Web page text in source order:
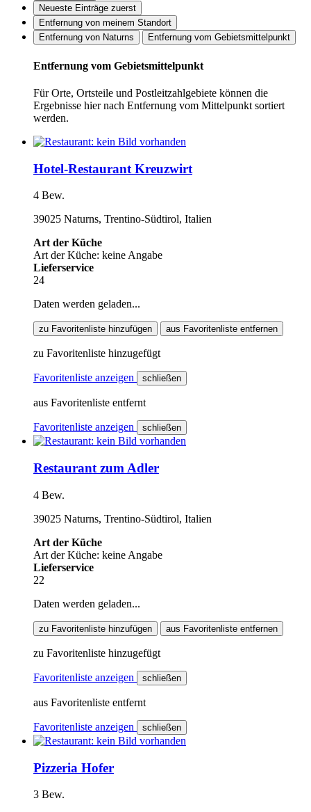
Neueste Einträge zuerst
Entfernung von meinem Standort
Entfernung von Naturns
Entfernung vom Gebietsmittelpunkt
Entfernung vom Gebietsmittelpunkt
Für Orte, Ortsteile und Postleitzahlgebiete können die
Ergebnisse hier nach Entfernung vom Mittelpunkt sortiert
werden.
Hotel-Restaurant Kreuzwirt
4 Bew.
39025 Naturns, Trentino-Südtirol, Italien
Art der Küche
Art der Küche: keine Angabe
Lieferservice
24
Daten werden geladen...
zu Favoritenliste hinzufügen aus Favoritenliste entfernen
zu Favoritenliste hinzugefügt
Favoritenliste anzeigen schließen
aus Favoritenliste entfernt
Favoritenliste anzeigen schließen
Restaurant zum Adler
4 Bew.
39025 Naturns, Trentino-Südtirol, Italien
Art der Küche
Art der Küche: keine Angabe
Lieferservice
22
Daten werden geladen...
zu Favoritenliste hinzufügen aus Favoritenliste entfernen
zu Favoritenliste hinzugefügt
Favoritenliste anzeigen schließen
aus Favoritenliste entfernt
Favoritenliste anzeigen schließen
Pizzeria Hofer
3 Bew.